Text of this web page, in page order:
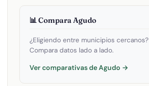
📊 Compara Agudo
¿Eligiendo entre municipios cercanos?
Compara datos lado a lado.
Ver comparativas de Agudo →